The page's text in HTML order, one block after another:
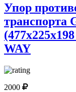
Упор
транспорта
WAY
2000